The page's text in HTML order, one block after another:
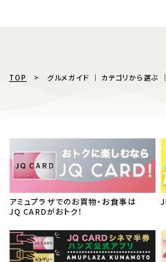
TOP グルメガイド │ カテゴリから選ぶ
アミュプラザでのお買物・お食事は
JQ CARDがおトク！